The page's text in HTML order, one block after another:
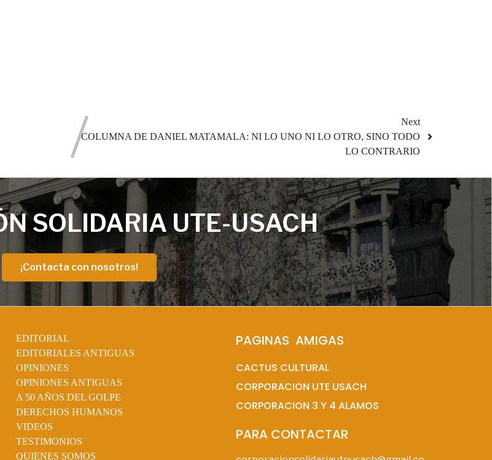
Next
COLUMNA DE DANIEL MATAMALA: NI LO UNO NI LO OTRO, SINO TODO
LO CONTRARIO
SOLIDARIA UTE-USACH
¡Contacta con nosotros!
EDITORIAL
EDITORIALES ANTIGUAS
OPINIONES
OPINIONES ANTIGUAS
A 50 AÑOS DEL GOLPE
DERECHOS HUMANOS
VIDEOS
TESTIMONIOS
QUIENES SOMOS
PAGINAS  AMIGAS
CACTUS CULTURAL
CORPORACION UTE USACH
CORPORACION 3 Y 4 ALAMOS
PARA CONTACTAR